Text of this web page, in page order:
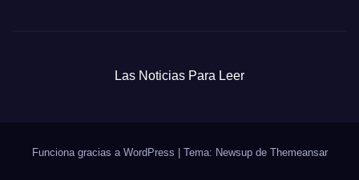
Las Noticias Para Leer
Funciona gracias a WordPress Tema: Newsup de Themeansar